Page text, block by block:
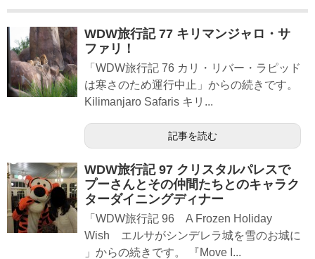
WDW旅行記 77 キリマンジャロ・サ
ファリ！
「WDW旅行記 76 カリ・リバー・ラピッド
は寒さのため運行中止」からの続きです。
Kilimanjaro Safaris キリ...
記事を読む
WDW旅行記 97 クリスタルパレスで
プーさんとその仲間たちとのキャラク
ターダイニングディナー
「WDW旅行記 96 A Frozen Holiday
Wish エルサがシンデレラ城を雪のお城に
」からの続きです。 『Move I...